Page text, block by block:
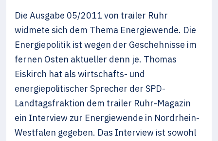
Die Ausgabe 05/2011 von trailer Ruhr
widmete sich dem Thema Energiewende. Die
Energiepolitik ist wegen der Geschehnisse im
fernen Osten aktueller denn je. Thomas
Eiskirch hat als wirtschafts- und
energiepolitischer Sprecher der SPD-
Landtagsfraktion dem trailer Ruhr-Magazin
ein Interview zur Energiewende in Nordrhein-
Westfalen gegeben. Das Interview ist sowohl